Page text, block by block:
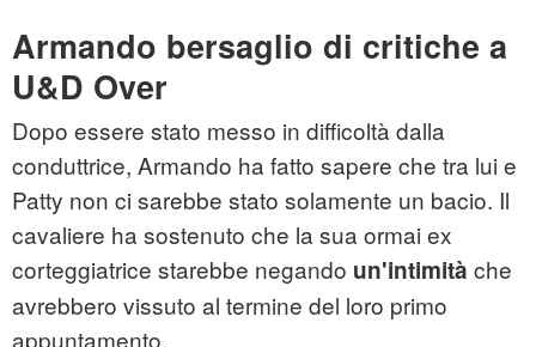
Armando bersaglio di critiche a
U&D Over
Dopo essere stato messo in difficoltà dalla
conduttrice, Armando ha fatto sapere che tra lui e
Patty non ci sarebbe stato solamente un bacio. Il
cavaliere ha sostenuto che la sua ormai ex
corteggiatrice starebbe negando un'intimità che
avrebbero vissuto al termine del loro primo
appuntamento.